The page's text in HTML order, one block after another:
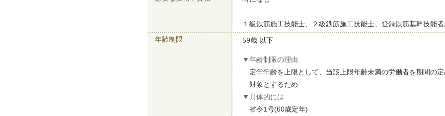
１級鉄筋施工技能士、２級鉄筋施工技能士、登録鉄筋基幹技能
年齢制限
59歳 以下
年齢制限の理由
定年年齢を上限として、当該上限年齢未満の労働者を期間の
対象とするため
具体的には
省令1号(60歳定年)